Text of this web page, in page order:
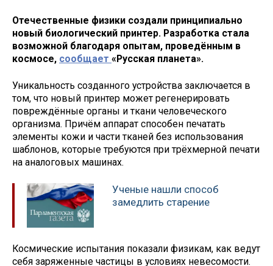
Отечественные физики создали принципиально
новый биологический принтер. Разработка стала
возможной благодаря опытам, проведённым в
космосе, сообщает «Русская планета».
Уникальность созданного устройства заключается в
том, что новый принтер может регенерировать
повреждённые органы и ткани человеческого
организма. Причём аппарат способен печатать
элементы кожи и части тканей без использования
шаблонов, которые требуются при трёхмерной печати
на аналоговых машинах.
Ученые нашли способ
замедлить старение
Космические испытания показали физикам, как ведут
себя заряженные частицы в условиях невесомости.